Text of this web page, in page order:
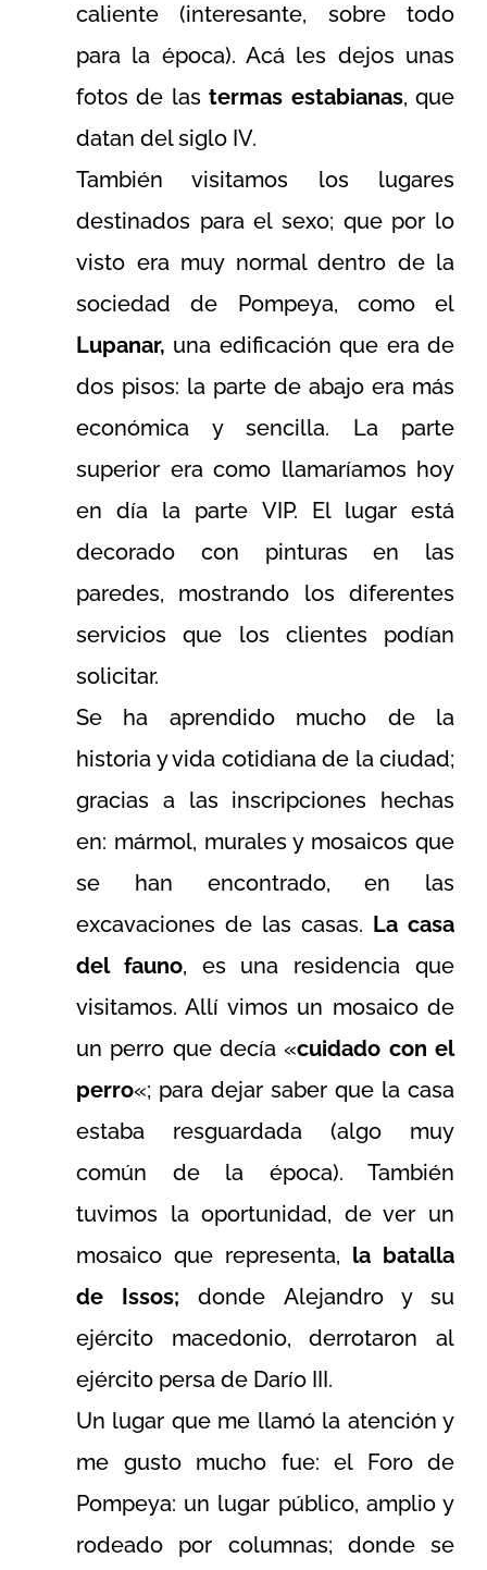
caliente (interesante, sobre todo
para la época). Acá les dejos unas
fotos de lastermas estabianas, que
datan del siglo IV.
También visitamos los lugares
destinados para el sexo; que por lo
visto era muy normal dentro de la
sociedad de Pompeya, como el
Lupanar, una edificación que era de
dos pisos: la parte de abajo era más
económica y sencilla. La parte
superior era como llamaríamos hoy
en día la parte VIP. El lugar está
decorado con pinturas en las
paredes, mostrando los diferentes
servicios que los clientes podían
solicitar.
Se ha aprendido mucho de la
historia y vida cotidiana de la ciudad;
gracias a las inscripciones hechas
en: mármol, murales y mosaicos que
se han encontrado, en las
excavaciones de las casas. La casa
del fauno, es una residencia que
visitamos. Allí vimos un mosaico de
un perro que decía «cuidado con el
perro«; para dejar saber que la casa
estaba resguardada (algo muy
común de la época). También
tuvimos la oportunidad, de ver un
mosaico que representa, la batalla
de Issos; donde Alejandro y su
ejército macedonio, derrotaron al
ejército persa de Darío III.
Un lugar que me llamó la atención y
me gusto mucho fue: el Foro de
Pompeya: un lugar público, amplio y
rodeado por columnas; donde se